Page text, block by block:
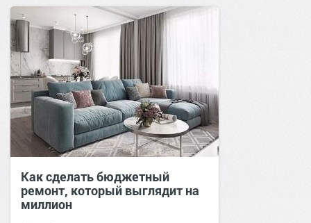
сайт.21:26 Вчера
Как сделать бюджетный
ремонт, который выглядит на
миллион